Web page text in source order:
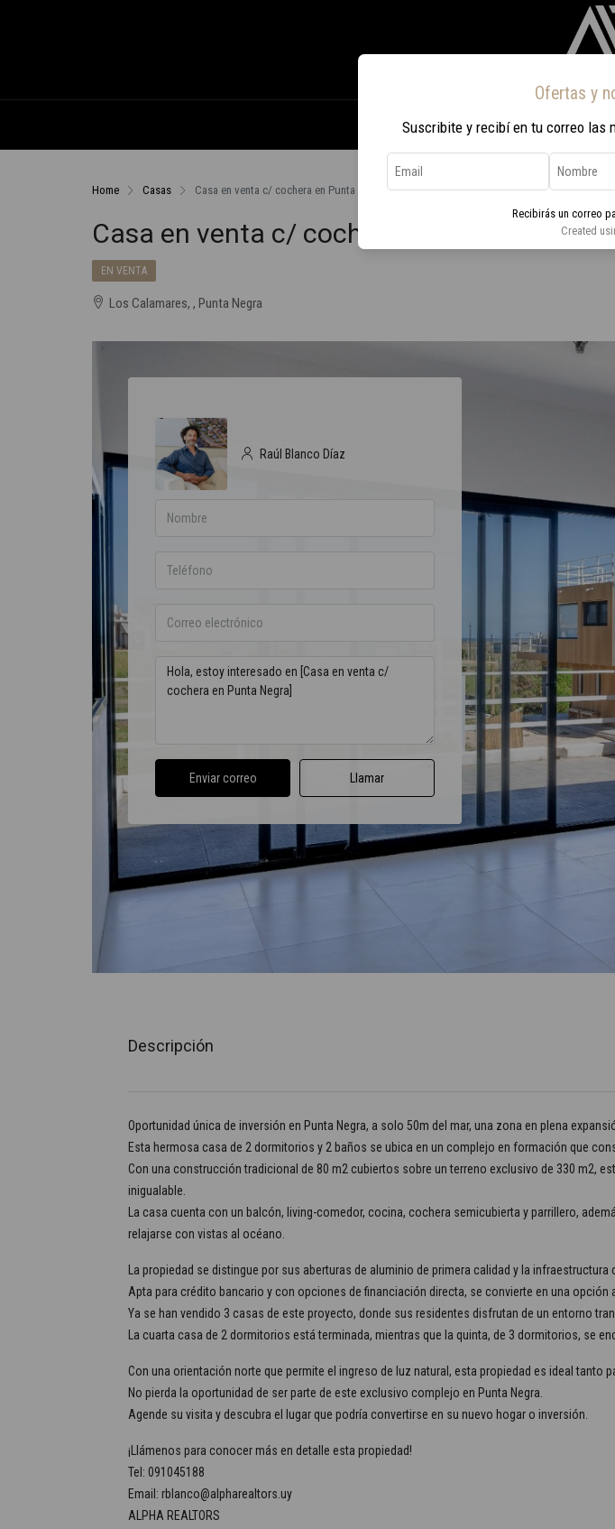
Ofertas y
Suscribite y recibí en tu correo las
Recibirás un correo
Created
Inicio Propiedades Nosotros
Home Casas Casa en venta c/ cochera en Punta Negra
Casa en venta c/ cochera en Punta Negra
EN VENTA
Los Calamares, , Punta Negra
Raúl Blanco Díaz
Enviar correo Llamar
Descripción
Oportunidad única de inversión en Punta Negra, a solo 50m del mar, una zona en plena
Esta hermosa casa de 2 dormitorios y 2 baños se ubica en un complejo en formación que
Con una construcción tradicional de 80 m2 cubiertos sobre un terreno exclusivo de 330 m2,
inigualable.
La casa cuenta con un balcón, living-comedor, cocina, cochera semicubierta y parrillero,
relajarse con vistas al océano.
La propiedad se distingue por sus aberturas de aluminio de primera calidad y la
Apta para crédito bancario y con opciones de financiación directa, se convierte en una
Ya se han vendido 3 casas de este proyecto, donde sus residentes disfrutan de un entorno
La cuarta casa de 2 dormitorios está terminada, mientras que la quinta, de 3 dormitorios, se
Con una orientación norte que permite el ingreso de luz natural, esta propiedad es ideal tanto
No pierda la oportunidad de ser parte de este exclusivo complejo en Punta Negra.
Agende su visita y descubra el lugar que podría convertirse en su nuevo hogar o inversión.
¡Llámenos para conocer más en detalle esta propiedad!
Tel: 091045188
Email: rblanco@alpharealtors.uy
ALPHA REALTORS